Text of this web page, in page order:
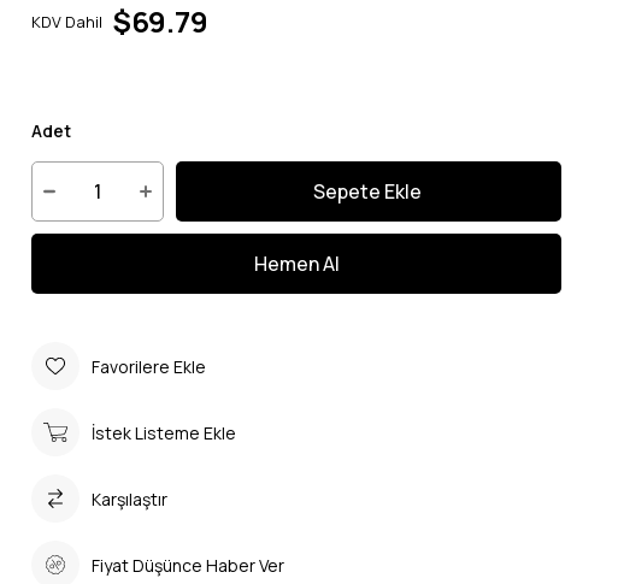
KDV Dahil $69.79
Adet
Favorilere Ekle
İstek Listeme Ekle
Karşılaştır
Fiyat Düşünce Haber Ver